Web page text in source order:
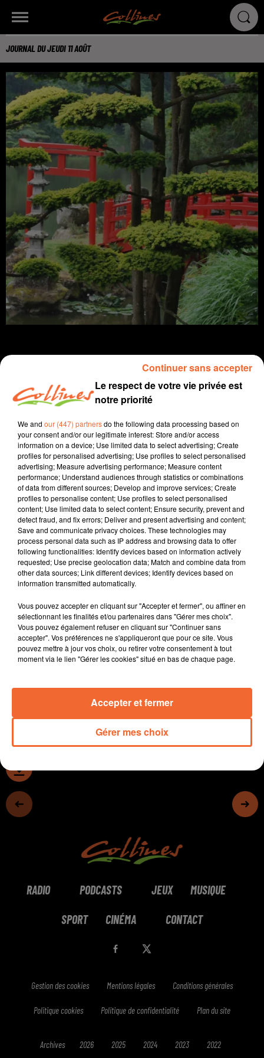
JOURNAL DU JEUDI 11 AOÛT
Info
JOURNAL DU JEUDI 11 AOÛT
Boris Blais
L'info près de chez vous.
Nouvelle vague de chaleur durable sur les Deux-Sèvres
: aujourd’hui les températures devraient dépasser les
37 degrés. Des réserves d’eau ont été vandalisées. La
COOP de l’eau du département dénonce des actes
irresponsables.
Pour chercher la fraicheur pourquoi pas le parc oriental
de Maulévrier ( photo ).
le 1er octobre. D’ici là, la Ville de Thouars vient de
lancer un concours photo jusqu’au 12 septembre.
Nouveau record pour Hugo Hay. Alors qu'il sera aux
championnats d'Europe de Munich la semaine
prochaine, le Bressuirais a battu son record personnel
RADIO PODCASTS JEUX MUSIQUE
SPORT CINÉMA CONTACT
Gestion des cookies Mentions légales Conditions générales
Politique cookies Politique de confidentialité Plan du site
Archives 2026 2025 2024 2023 2022
Le respect de votre vie privée est
notre priorité
We and our (447) partnersdo the following data processing based on
your consent and/or our legitimate interest: Store and/or access
information on a device; Use limited data to select advertising; Create
profiles for personalised advertising; Use profiles to select personalised
advertising; Measure advertising performance; Measure content
performance; Understand audiences through statistics or combinations
of data from different sources; Develop and improve services; Create
profiles to personalise content; Use profiles to select personalised
content; Use limited data to select content; Ensure security, prevent and
detect fraud, and fix errors; Deliver and present advertising and content;
Save and communicate privacy choices. These technologies may
process personal data such as IP address and browsing data to offer
following functionalities: Identify devices based on information actively
requested; Use precise geolocation data; Match and combine data from
other data sources; Link different devices; Identify devices based on
information transmitted automatically.
Vous pouvez accepter en cliquant sur "Accepter et fermer", ou affiner en
sélectionnant les finalités et/ou partenaires dans "Gérer mes choix".
Vous pouvez également refuser en cliquant sur "Continuer sans
accepter". Vos préférences ne s'appliqueront que pour ce site. Vous
pouvez mettre à jour vos choix, ou retirer votre consentement à tout
moment via le lien "Gérer les cookies" situé en bas de chaque page.
Gérer mes choix
Accepter et fermer
Continuer sans accepter